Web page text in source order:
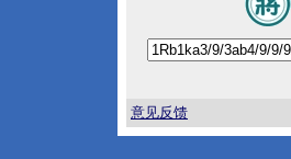
意见反馈